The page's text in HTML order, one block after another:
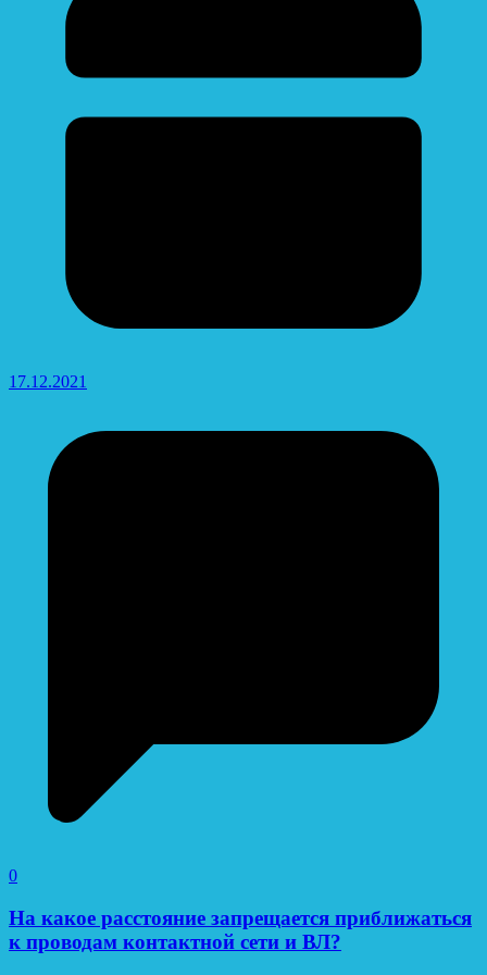
17.12.2021
0
На какое расстояние запрещается приближаться
к проводам контактной сети и ВЛ?